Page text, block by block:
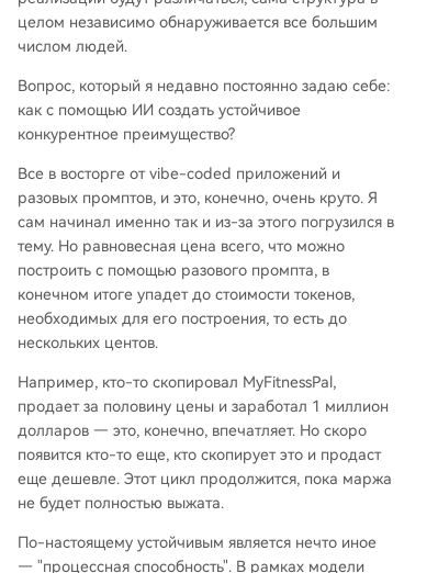
целом независимо обнаруживается все большим
числом людей.
Вопрос, который я недавно постоянно задаю себе:
как с помощью ИИ создать устойчивое
конкурентное преимущество?
Все в восторге от vibe-coded приложений и
разовых промптов, и это, конечно, очень круто. Я
сам начинал именно так и из-за этого погрузился в
тему. Но равновесная цена всего, что можно
построить с помощью разового промпта, в
конечном итоге упадет до стоимости токенов,
необходимых для его построения, то есть до
нескольких центов.
Например, кто-то скопировал MyFitnessPal,
продает за половину цены и заработал 1 миллион
долларов — это, конечно, впечатляет. Но скоро
появится кто-то еще, кто скопирует это и продаст
еще дешевле. Этот цикл продолжится, пока маржа
не будет полностью выжата.
По-настоящему устойчивым является нечто иное
— "процессная способность". В рамках модели